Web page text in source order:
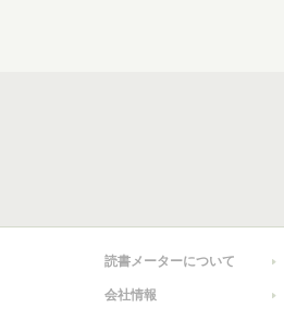
読書メーターについて
会社情報